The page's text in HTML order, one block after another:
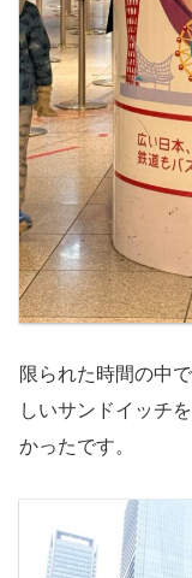
限られた時間の中
しいサンドイッチ
かったです。